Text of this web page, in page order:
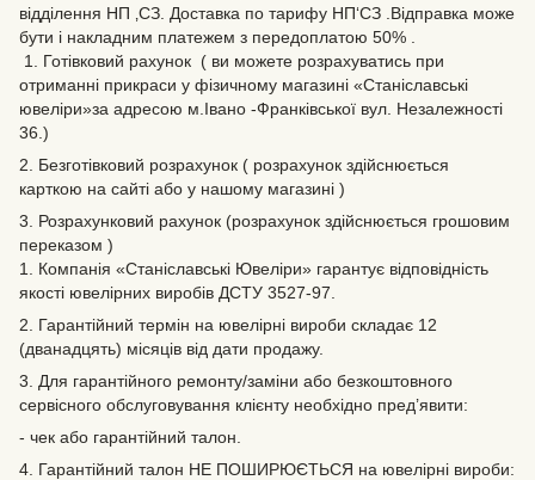
відділення НП ‚СЗ. Доставка по тарифу НП‘СЗ .Відправка може
бути і накладним платежем з передоплатою 50% .
1. Готівковий рахунок ( ви можете розрахуватись при
отриманні прикраси у фізичному магазині «Станіславські
ювеліри»за адресою м.Івано -Франківської вул. Незалежності
36.)
2. Безготівковий розрахунок ( розрахунок здійснюється
карткою на сайті або у нашому магазині )
3. Розрахунковий рахунок (розрахунок здійснюється грошовим
переказом )
1. Компанія «Станіславські Ювеліри» гарантує відповідність
якості ювелірних виробів ДСТУ 3527-97.
2. Гарантійний термін на ювелірні вироби складає 12
(дванадцять) місяців від дати продажу.
3. Для гарантійного ремонту/заміни або безкоштовного
сервісного обслуговування клієнту необхідно пред’явити:
- чек або гарантійний талон.
4. Гарантійний талон НЕ ПОШИРЮЄТЬСЯ на ювелірні вироби: